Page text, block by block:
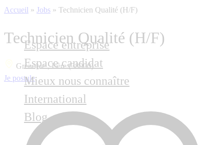
Espace entreprise
Espace candidat
Mieux nous connaître
International
Blog
Accueil » Jobs » Technicien Qualité (H/F)
Technicien Qualité (H/F)
Grenoble , Isère (38000)
Je postule